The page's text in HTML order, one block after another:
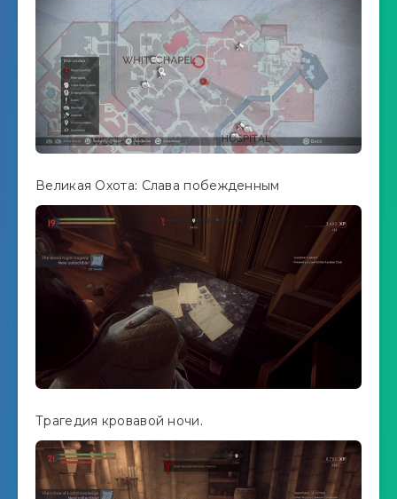
Великая Охота: Слава побежденным
Трагедия кровавой ночи.